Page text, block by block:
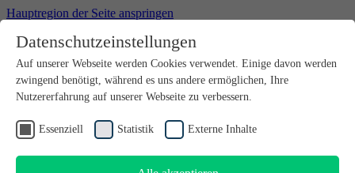
Hauptregion der Seite anspringen
Willkommen bei futureSAX - der Innovationsplattform des
Freistaates Sachsen.
Suchfeld
DE
Datenschutzeinstellungen
Auf unserer Webseite werden Cookies verwendet. Einige davon werden
zwingend benötigt, während es uns andere ermöglichen, Ihre
Nutzererfahrung auf unserer Webseite zu verbessern.
Essenziell Statistik Externe Inhalte